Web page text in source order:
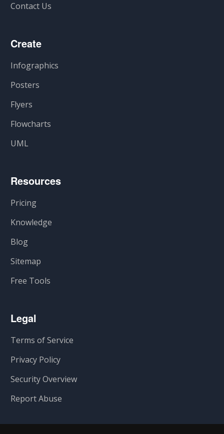
Contact Us
Create
Infographics
Posters
Flyers
Flowcharts
UML
Resources
Pricing
Knowledge
Blog
Sitemap
Free Tools
Legal
Terms of Service
Privacy Policy
Security Overview
Report Abuse